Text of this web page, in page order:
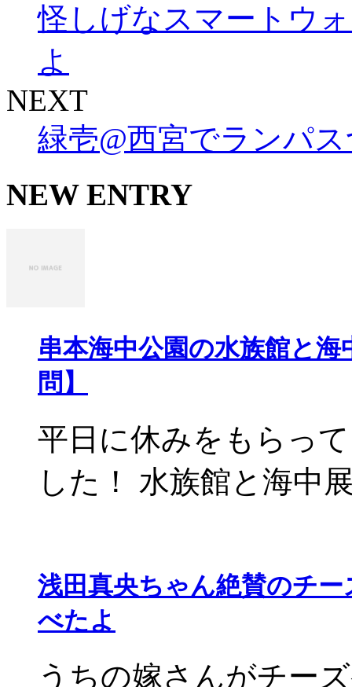
怪しげなスマートウ
よ
NEXT
緑壱@西宮でランパ
NEW ENTRY
串本海中公園の水族館と
問】
平日に休みをもらっ
した！ 水族館と海中
浅田真央ちゃん絶賛のチ
べたよ
うちの嫁さんがチー